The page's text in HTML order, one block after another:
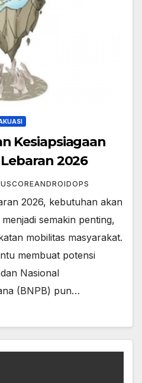
Kesiapsiagaan
2026
2026, kebutuhan akan
semakin penting,
mobilitas masyarakat.
membuat potensi
Nasional
(BNPB) pun…